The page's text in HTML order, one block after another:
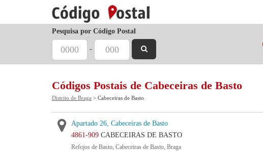
Pesquisa por Código Postal
-
Códigos Postais de Cabeceiras de Basto
Distrito de Braga > Cabeceiras de Basto
Apartado 26, Cabeceiras de Basto
4861-909 CABECEIRAS DE BASTO
Refojos de Basto, Cabeceiras de Basto, Braga